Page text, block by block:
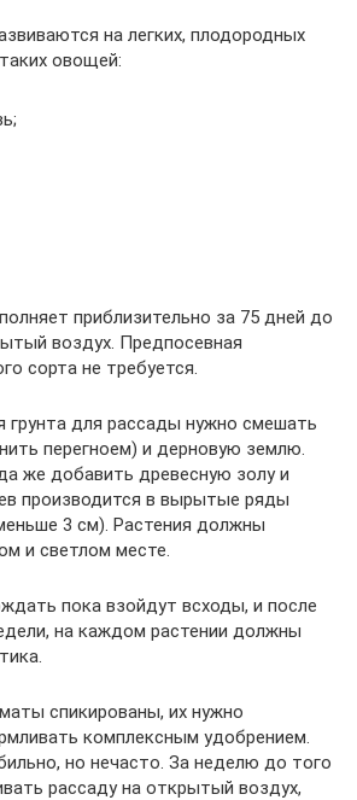
на легких, плодородных
овощей:
приблизительно за 75 дней до
воздух. Предпосевная
сорта не требуется.
грунта для рассады нужно смешать
перегноем) и дерновую землю.
же добавить древесную золу и
производится в вырытые ряды
3 см). Растения должны
и светлом месте.
пока взойдут всходы, и после
на каждом растении должны
спикированы, их нужно
комплексным удобрением.
но нечасто. За неделю до того
рассаду на открытый воздух,